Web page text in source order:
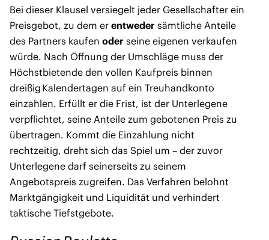
Bei dieser Klausel versiegelt jeder Gesellschafter ein
Preisgebot, zu dem er entweder sämtliche Anteile
des Partners kaufen oder seine eigenen verkaufen
würde. Nach Öffnung der Umschläge muss der
Höchstbietende den vollen Kaufpreis binnen
dreißig Kalendertagen auf ein Treuhandkonto
einzahlen. Erfüllt er die Frist, ist der Unterlegene
verpflichtet, seine Anteile zum gebotenen Preis zu
übertragen. Kommt die Einzahlung nicht
rechtzeitig, dreht sich das Spiel um – der zuvor
Unterlegene darf seinerseits zu seinem
Angebotspreis zugreifen. Das Verfahren belohnt
Marktgängigkeit und Liquidität und verhindert
taktische Tiefstgebote.